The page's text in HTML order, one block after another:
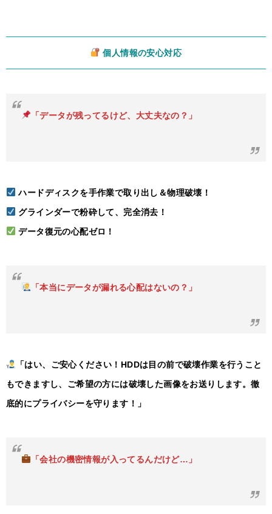
個人情報の安心対応
「データが残ってるけど、大丈夫なの？」
ハードディスクを手作業で取り出し＆物理破壊！
グラインダーで粉砕して、完全消去！
データ復元の心配ゼロ！
「本当にデータが漏れる心配はないの？」
「はい、ご安心ください！HDDは目の前で破壊作業を行うこと
もできますし、ご希望の方には破壊した画像をお送りします。徹
底的にプライバシーを守ります！」
「会社の機密情報が入ってるんだけど…」